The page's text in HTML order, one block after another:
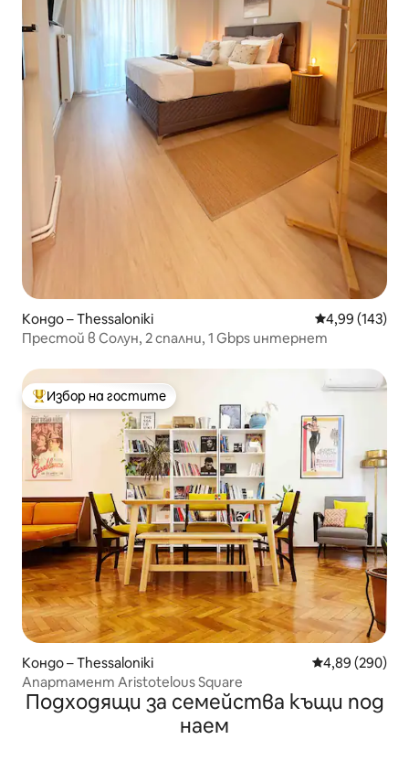
Кондо – Thessaloniki Средна
4,99 (143)
Престой в Солун, 2 спални, 1 Gbps интернет
Най-популярен избор на гостите
Избор на гостите
Кондо – Thessaloniki Средна
4,89 (290)
Апартамент Aristotelous Square
Подходящи за семейства къщи под
наем